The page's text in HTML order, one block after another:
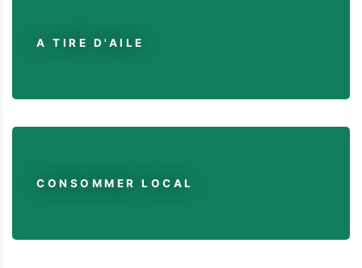
A TIRE D'AILE
CONSOMMER LOCAL